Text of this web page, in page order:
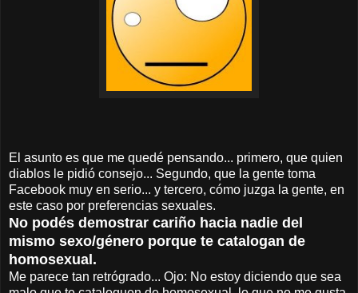
El asunto es que me quedé pensando... primero, que quien
diablos le pidió consejo... Segundo, que la gente toma
Facebook muy en serio... y tercero, cómo juzga la gente, en
este caso por preferencias sexuales.
No podés demostrar cariño hacia nadie del
mismo sexo/género porque te catalogan de
homosexual.
Me parece tan retrógrado... Ojo: No estoy diciendo que sea